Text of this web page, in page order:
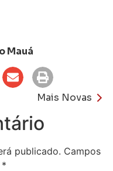
Mauá
Mais Novas
publicado. Campos
*